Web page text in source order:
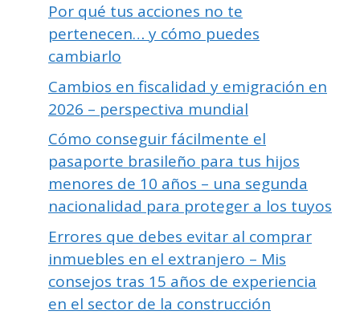
Por qué tus acciones no te
pertenecen… y cómo puedes
cambiarlo
Cambios en fiscalidad y emigración en
2026 – perspectiva mundial
Cómo conseguir fácilmente el
pasaporte brasileño para tus hijos
menores de 10 años – una segunda
nacionalidad para proteger a los tuyos
Errores que debes evitar al comprar
inmuebles en el extranjero – Mis
consejos tras 15 años de experiencia
en el sector de la construcción